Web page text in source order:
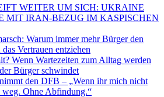
WEITER UM SICH: UKRAINE
MIT IRAN-BEZUG IM KASPISCHEN
Warum immer mehr Bürger den
Vertrauen entziehen
Wenn Wartezeiten zum Alltag werden
Bürger schwindet
den DFB – „Wenn ihr mich nicht
Ohne Abfindung.“